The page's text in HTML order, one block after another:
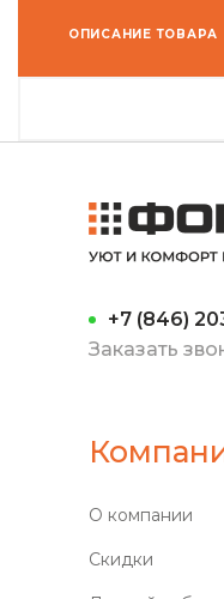
ОПИСАНИЕ ТОВАРА
+7 (846)
Заказать
О компании
Скидки